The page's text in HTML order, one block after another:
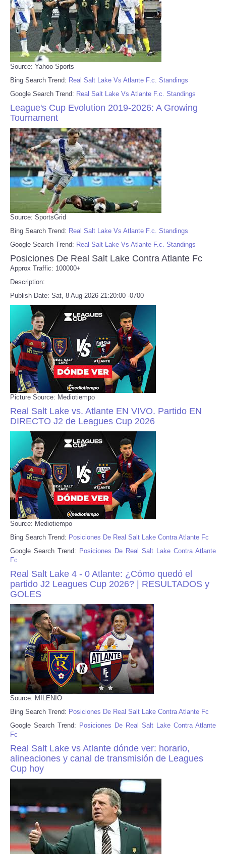
Source: Yahoo Sports
Bing Search Trend: Real Salt Lake Vs Atlante F.c. Standings
Google Search Trend: Real Salt Lake Vs Atlante F.c. Standings
League's Cup Evolution 2019-2026: A Growing
Tournament
Source: SportsGrid
Bing Search Trend: Real Salt Lake Vs Atlante F.c. Standings
Google Search Trend: Real Salt Lake Vs Atlante F.c. Standings
Posiciones De Real Salt Lake Contra Atlante Fc
Approx Traffic: 100000+
Description:
Publish Date: Sat, 8 Aug 2026 21:20:00 -0700
Picture Source: Mediotiempo
Real Salt Lake vs. Atlante EN VIVO. Partido EN
DIRECTO J2 de Leagues Cup 2026
Source: Mediotiempo
Bing Search Trend: Posiciones De Real Salt Lake Contra Atlante Fc
Google Search Trend: Posiciones De Real Salt Lake Contra Atlante
Fc
Real Salt Lake 4 - 0 Atlante: ¿Cómo quedó el
partido J2 Leagues Cup 2026? | RESULTADOS y
GOLES
Source: MILENIO
Bing Search Trend: Posiciones De Real Salt Lake Contra Atlante Fc
Google Search Trend: Posiciones De Real Salt Lake Contra Atlante
Fc
Real Salt Lake vs Atlante dónde ver: horario,
alineaciones y canal de transmisión de Leagues
Cup hoy